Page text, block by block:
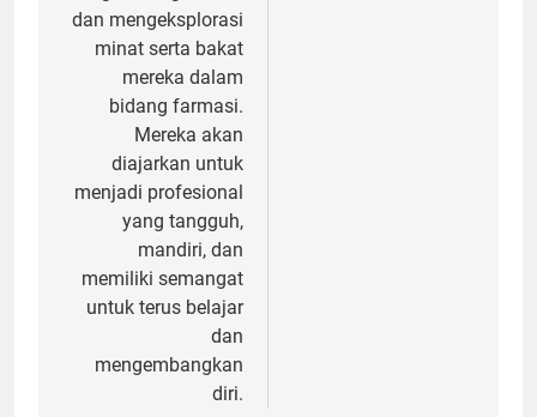
dan mengeksplorasi
minat serta bakat
mereka dalam
bidang farmasi.
Mereka akan
diajarkan untuk
menjadi profesional
yang tangguh,
mandiri, dan
memiliki semangat
untuk terus belajar
dan
mengembangkan
diri.